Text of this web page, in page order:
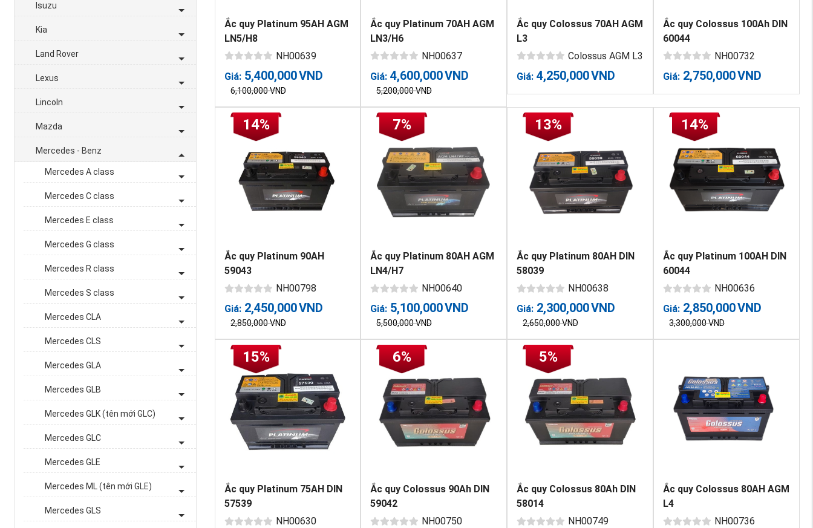
Isuzu
Kia
Land Rover
Lexus
Lincoln
Mazda
Mercedes - Benz
Mercedes A class
Mercedes C class
Mercedes E class
Mercedes G class
Mercedes R class
Mercedes S class
Mercedes CLA
Mercedes CLS
Mercedes GLA
Mercedes GLB
Mercedes GLK (tên mới GLC)
Mercedes GLC
Mercedes GLE
Mercedes ML (tên mới GLE)
Mercedes GLS
Ắc quy Platinum 95AH AGM
LN5/H8
NH00639
Giá: 5,400,000VND
6,100,000VND
Ắc quy Platinum 70AH AGM
LN3/H6
NH00637
Giá: 4,600,000VND
5,200,000VND
Ắc quy Colossus 70AH AGM
L3
Colossus AGM L3
Giá: 4,250,000VND
Ắc quy Colossus 100Ah DIN
60044
NH00732
Giá: 2,750,000VND
14%
Ắc quy Platinum 90AH
59043
NH00798
Giá: 2,450,000VND
2,850,000VND
7%
Ắc quy Platinum 80AH AGM
LN4/H7
NH00640
Giá: 5,100,000VND
5,500,000VND
13%
Ắc quy Platinum 80AH DIN
58039
NH00638
Giá: 2,300,000VND
2,650,000VND
14%
Ắc quy Platinum 100AH DIN
60044
NH00636
Giá: 2,850,000VND
3,300,000VND
15%
Ắc quy Platinum 75AH DIN
57539
NH00630
6%
Ắc quy Colossus 90Ah DIN
59042
NH00750
5%
Ắc quy Colossus 80Ah DIN
58014
NH00749
Ắc quy Colossus 80AH AGM
L4
NH00736